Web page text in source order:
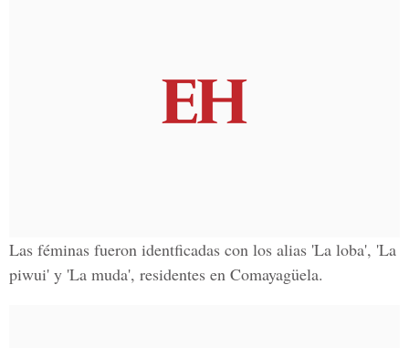
Las féminas fueron identficadas con los alias 'La loba', 'La
piwui' y 'La muda', residentes en Comayagüela.